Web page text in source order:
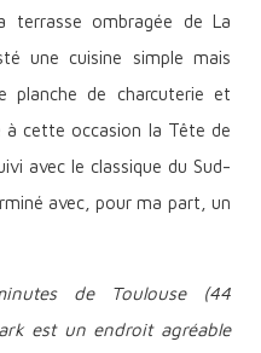
terrasse ombragée de La
une cuisine simple mais
planche de charcuterie et
cette occasion la Tête de
avec le classique du Sud-
avec, pour ma part, un
de Toulouse (44
est un endroit agréable